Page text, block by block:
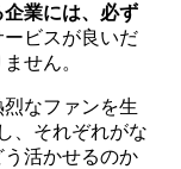
業には、必ず
ビスが良いだ
せん。
なファンを生
、それぞれがな
活かせるのか